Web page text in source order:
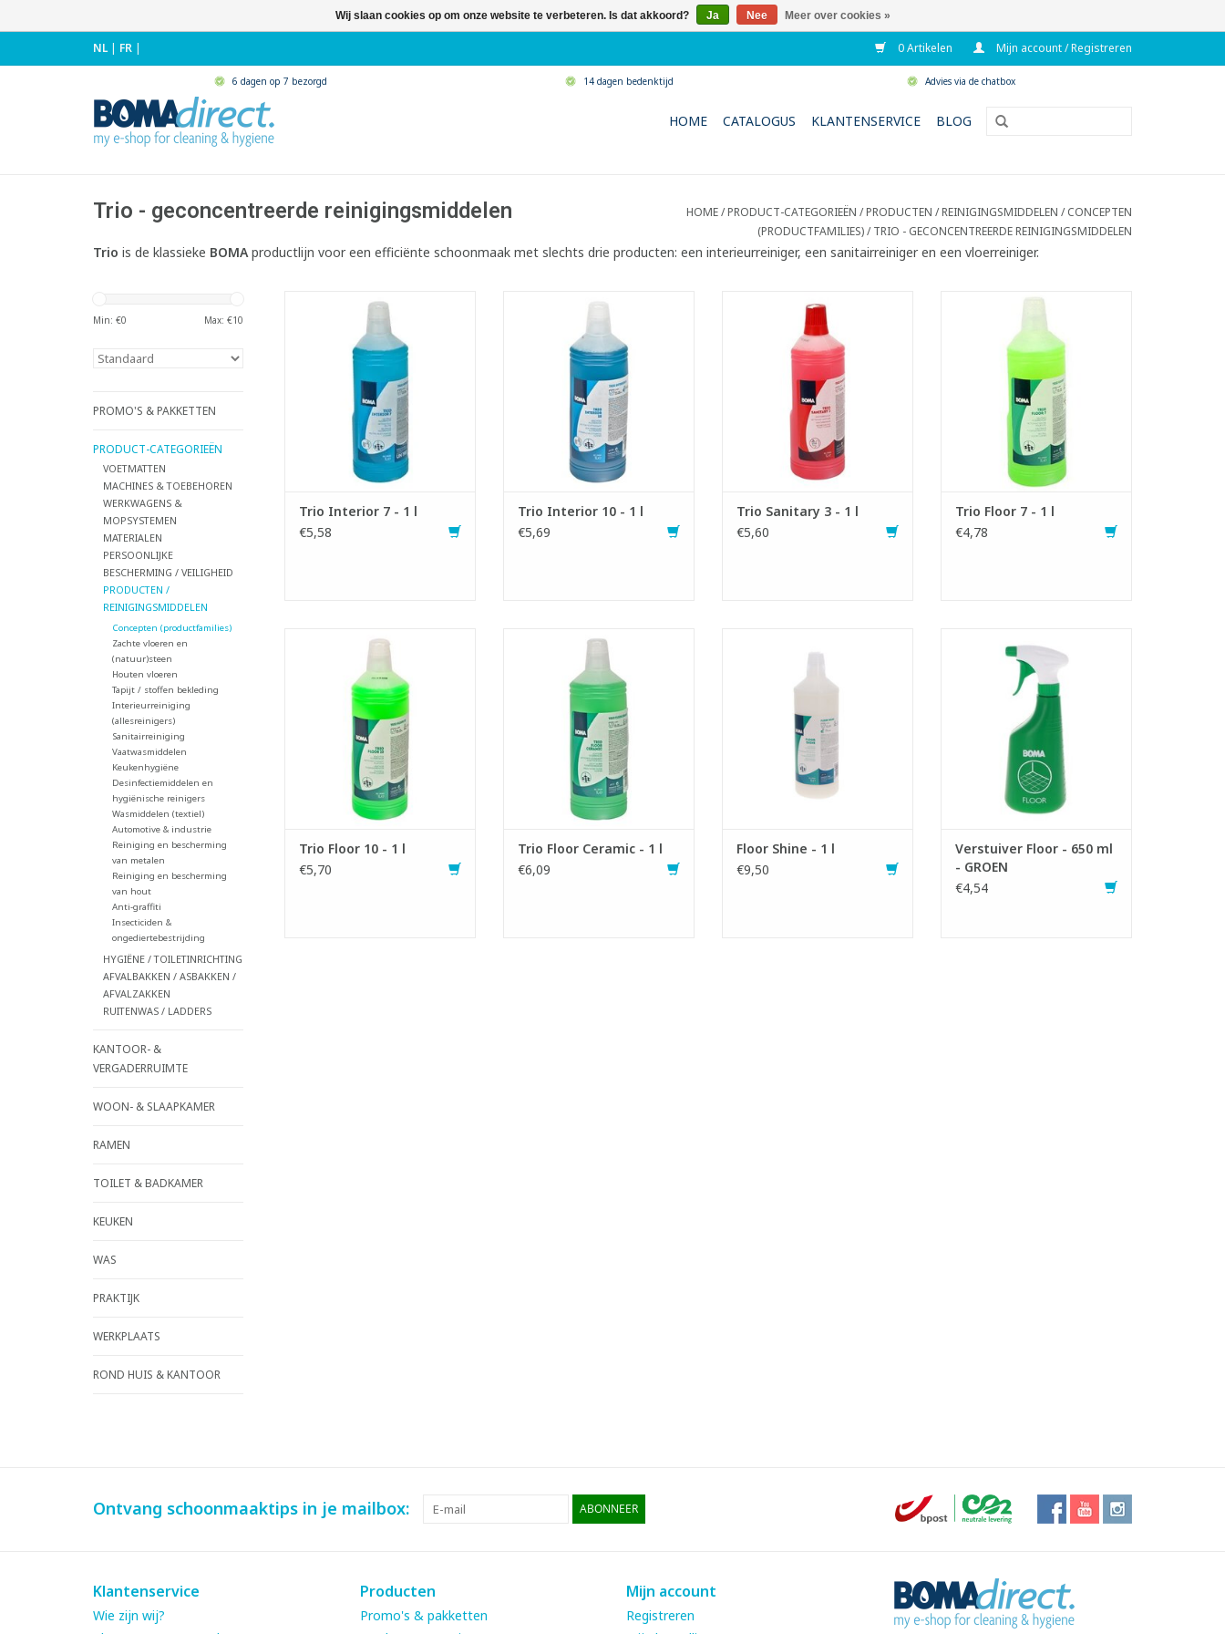
NL| FR | 0 Artikelen Mijn account / Registreren
6 dagen op 7 bezorgd 14 dagen bedenktijd Advies via de chatbox
HOME CATALOGUS KLANTENSERVICE BLOG
Trio - geconcentreerde reinigingsmiddelen HOME/PRODUCT-CATEGORIEËN /PRODUCTEN / REINIGINGSMIDDELEN /CONCEPTEN
(PRODUCTFAMILIES)/TRIO - GECONCENTREERDE REINIGINGSMIDDELEN
Trio is de klassieke BOMAproductlijn voor een efficiënte schoonmaak met slechts drie producten: een interieurreiniger, een sanitairreiniger en een vloerreiniger.
Min: €0 Max: €10
PROMO'S & PAKKETTEN
PRODUCT-CATEGORIEËN
VOETMATTEN
MACHINES & TOEBEHOREN
WERKWAGENS &
MOPSYSTEMEN
MATERIALEN
PERSOONLIJKE
BESCHERMING / VEILIGHEID
PRODUCTEN /
REINIGINGSMIDDELEN
Concepten (productfamilies)
Zachte vloeren en
(natuur)steen
Houten vloeren
Tapijt / stoffen bekleding
Interieurreiniging
(allesreinigers)
Sanitairreiniging
Vaatwasmiddelen
Keukenhygiëne
Desinfectiemiddelen en
hygiënische reinigers
Wasmiddelen (textiel)
Automotive & industrie
Reiniging en bescherming
van metalen
Reiniging en bescherming
van hout
Anti-graffiti
Insecticiden &
ongediertebestrijding
HYGIËNE / TOILETINRICHTING
AFVALBAKKEN / ASBAKKEN /
AFVALZAKKEN
RUITENWAS / LADDERS
KANTOOR- &
VERGADERRUIMTE
WOON- & SLAAPKAMER
RAMEN
TOILET & BADKAMER
KEUKEN
WAS
PRAKTIJK
WERKPLAATS
ROND HUIS & KANTOOR
Neutrale, aangenaam
geparfumeerde allesreiniger op
basis van isopropanol
- Geschikt voor dagelijkse
reiniging van alle
waterbestendige oppervlakken
- Streeploos resultaat
TOEVOEGEN AAN WINKELWAGEN
Trio Interior 7 - 1 l
€5,58
aangenaam parfum dat lang
nawerkt
- Geschikt voor dagelijkse of
periodieke reiniging van alle
waterbestendige oppervlakken
TOEVOEGEN AAN WINKELWAGEN
Trio Interior 10 - 1 l
€5,69
aangenaam parfum dat lang
nawerkt
- Geschikt voor dagelijkse
sanitairreiniging
- Verwijdert vuil- en kalkresten
- Veilig voor kranen
TOEVOEGEN AAN WINKELWAGEN
Trio Sanitary 3 - 1 l
€5,60
Neutrale vloerreiniger met
aangenaam parfum
- Geschikt voor dagelijkse
reiniging van alle
waterbestendige vloeren
- Reinigt streeploos
TOEVOEGEN AAN WINKELWAGEN
Trio Floor 7 - 1 l
€4,78
Krachtige vloerreiniger met
aangenaam parfum dat lang
nawerkt
- Geschikt voor dagelijkse of
periodieke reiniging van alle
waterbestendige vloeren
waarop geen polymeer
beschermlaag is aangebracht
TOEVOEGEN AAN WINKELWAGEN
Trio Floor 10 - 1 l
€5,70
Lichtzure vloerreiniger met
aangenaam parfum
- Geschikt voor dagelijkse
reiniging van alle
zuurbestendige vloeren
- Uitermate geschikt voor
keramische tegels
- Aanbevolen bij hard
leidingwater
TOEVOEGEN AAN WINKELWAGEN
Trio Floor Ceramic - 1 l
€6,09
met aangenaam parfum
reiniging van alle
waterbestendige vloeren
- Reinigt de vloer en zorgt voor
een geleidelijke glans-opbouw
- Kan onverdund ook gebruikt
worden als spraymiddel
Floor Shine - 1 l
€9,50
- Inhoud verstuiver: 650 ml.
- Voorzien van kwalitatieve
verstel- en afsluitbare spraykop
met trigger.
TOEVOEGEN AAN WINKELWAGEN
Verstuiver Floor - 650 ml
- GROEN
€4,54
Ontvang schoonmaaktips in je mailbox: ABONNEER
Klantenservice
Wie zijn wij?
Producten
Promo's & pakketten
Mijn account
Registreren
Wij slaan cookies op om onze website te verbeteren. Is dat akkoord? Ja Nee Meer over cookies »